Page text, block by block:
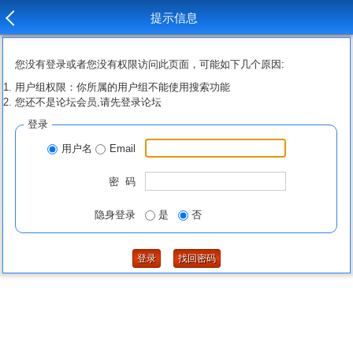
提示信息
您没有登录或者您没有权限访问此页面，可能如下几个原因:
用户组权限：你所属的用户组不能使用搜索功能
您还不是论坛会员,请先登录论坛
登录
用户名 Email
密 码
隐身登录 是 否